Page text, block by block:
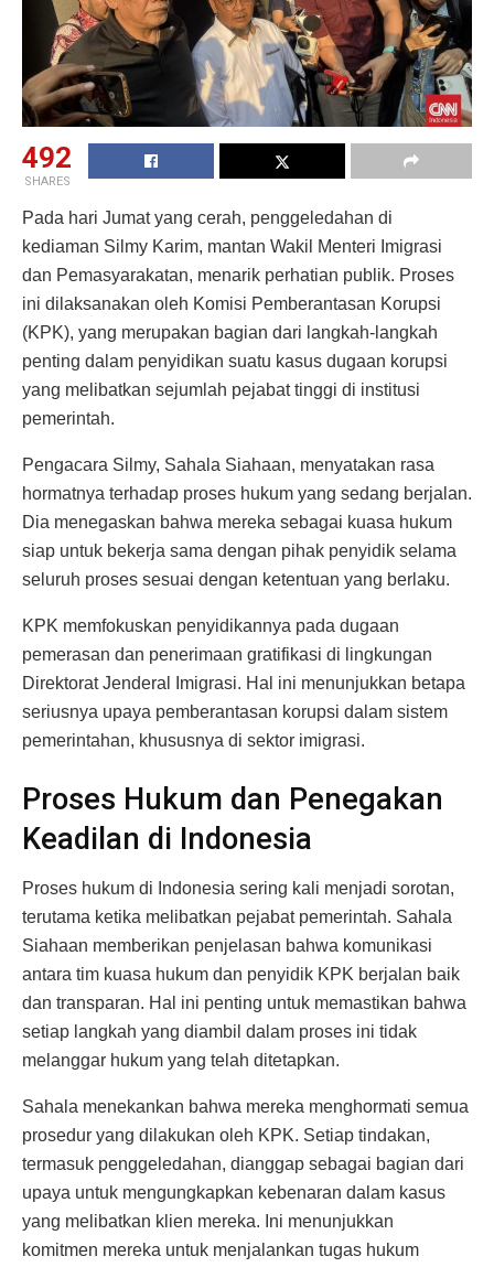
492
SHARES
Pada hari Jumat yang cerah, penggeledahan di
kediaman Silmy Karim, mantan Wakil Menteri Imigrasi
dan Pemasyarakatan, menarik perhatian publik. Proses
ini dilaksanakan oleh Komisi Pemberantasan Korupsi
(KPK), yang merupakan bagian dari langkah-langkah
penting dalam penyidikan suatu kasus dugaan korupsi
yang melibatkan sejumlah pejabat tinggi di institusi
pemerintah.
Pengacara Silmy, Sahala Siahaan, menyatakan rasa
hormatnya terhadap proses hukum yang sedang berjalan.
Dia menegaskan bahwa mereka sebagai kuasa hukum
siap untuk bekerja sama dengan pihak penyidik selama
seluruh proses sesuai dengan ketentuan yang berlaku.
KPK memfokuskan penyidikannya pada dugaan
pemerasan dan penerimaan gratifikasi di lingkungan
Direktorat Jenderal Imigrasi. Hal ini menunjukkan betapa
seriusnya upaya pemberantasan korupsi dalam sistem
pemerintahan, khususnya di sektor imigrasi.
Proses Hukum dan Penegakan
Keadilan di Indonesia
Proses hukum di Indonesia sering kali menjadi sorotan,
terutama ketika melibatkan pejabat pemerintah. Sahala
Siahaan memberikan penjelasan bahwa komunikasi
antara tim kuasa hukum dan penyidik KPK berjalan baik
dan transparan. Hal ini penting untuk memastikan bahwa
setiap langkah yang diambil dalam proses ini tidak
melanggar hukum yang telah ditetapkan.
Sahala menekankan bahwa mereka menghormati semua
prosedur yang dilakukan oleh KPK. Setiap tindakan,
termasuk penggeledahan, dianggap sebagai bagian dari
upaya untuk mengungkapkan kebenaran dalam kasus
yang melibatkan klien mereka. Ini menunjukkan
komitmen mereka untuk menjalankan tugas hukum